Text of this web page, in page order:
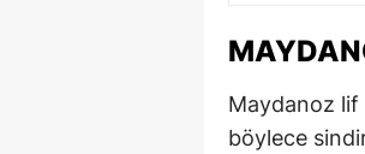
Maydanoz lif
böylece